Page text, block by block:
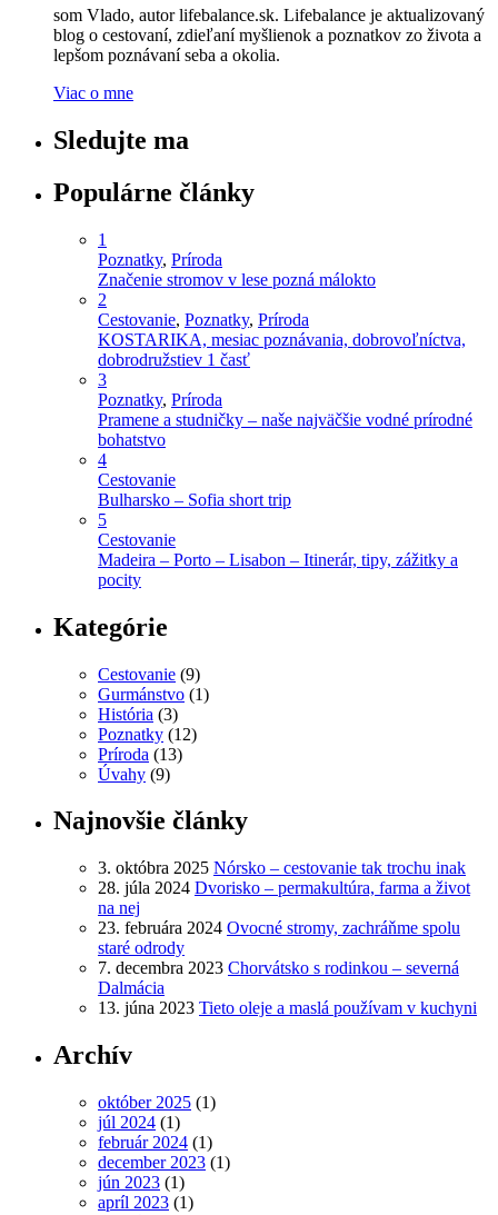
som Vlado, autor lifebalance.sk. Lifebalance je aktualizovaný
blog o cestovaní, zdieľaní myšlienok a poznatkov zo života a
lepšom poznávaní seba a okolia.
Viac o mne
Sledujte ma
Populárne články
1
Poznatky, Príroda
Značenie stromov v lese pozná málokto
2
Cestovanie, Poznatky, Príroda
KOSTARIKA, mesiac poznávania, dobrovoľníctva,
dobrodružstiev 1 časť
3
Poznatky, Príroda
Pramene a studničky – naše najväčšie vodné prírodné
bohatstvo
4
Cestovanie
Bulharsko – Sofia short trip
5
Cestovanie
Madeira – Porto – Lisabon – Itinerár, tipy, zážitky a
pocity
Kategórie
Cestovanie (9)
Gurmánstvo (1)
História (3)
Poznatky (12)
Príroda (13)
Úvahy (9)
Najnovšie články
3. októbra 2025 Nórsko – cestovanie tak trochu inak
28. júla 2024 Dvorisko – permakultúra, farma a život
na nej
23. februára 2024 Ovocné stromy, zachráňme spolu
staré odrody
7. decembra 2023 Chorvátsko s rodinkou – severná
Dalmácia
13. júna 2023 Tieto oleje a maslá používam v kuchyni
Archív
október 2025 (1)
júl 2024 (1)
február 2024 (1)
december 2023 (1)
jún 2023 (1)
apríl 2023 (1)